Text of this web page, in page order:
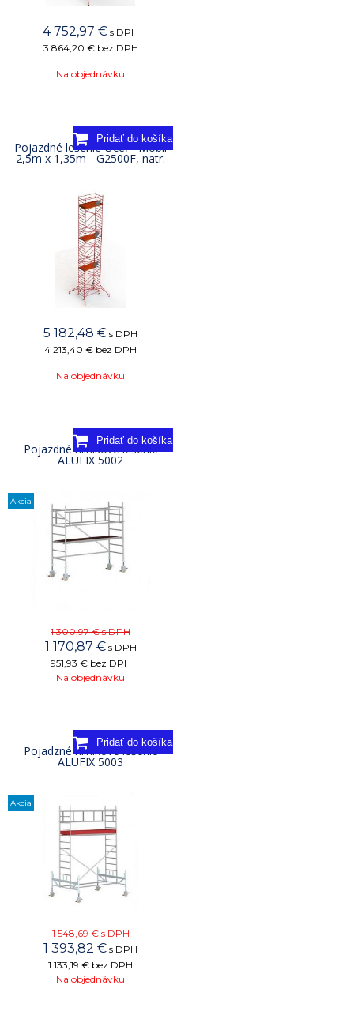
4 752,97 € s DPH
3 864,20 € bez DPH
Na objednávku
Pojazdné lešenie Oceľ - Mobil
2,5m x 1,35m - G2500F, natr.
5 182,48 € s DPH
4 213,40 € bez DPH
Na objednávku
Pojazdné hliníkové lešenie
ALUFIX 5002
Akcia
1 300,97 €s DPH
1 170,87 € s DPH
951,93 € bez DPH
Na objednávku
Pojadzné hliníkové lešenie
ALUFIX 5003
Akcia
1 548,69 €s DPH
1 393,82 € s DPH
1 133,19 € bez DPH
Na objednávku